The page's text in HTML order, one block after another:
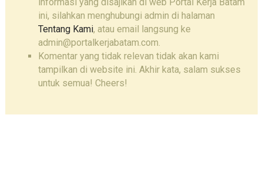
informasi yang disajikan di web Portal Kerja Batam
ini, silahkan menghubungi admin di halaman
Tentang Kami, atau email langsung ke
admin@portalkerjabatam.com.
Komentar yang tidak relevan tidak akan kami
tampilkan di website ini. Akhir kata, salam sukses
untuk semua! Cheers!